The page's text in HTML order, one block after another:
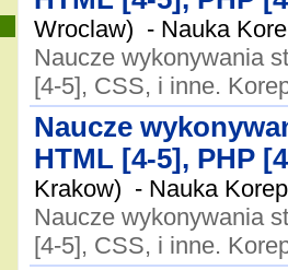
Wroclaw) - Nauka
Naucze wykonywania
[4-5], CSS, i inne.
Naucze
HTML [4-5], PHP
Krakow) - Nauka
Naucze wykonywania
[4-5], CSS, i inne.